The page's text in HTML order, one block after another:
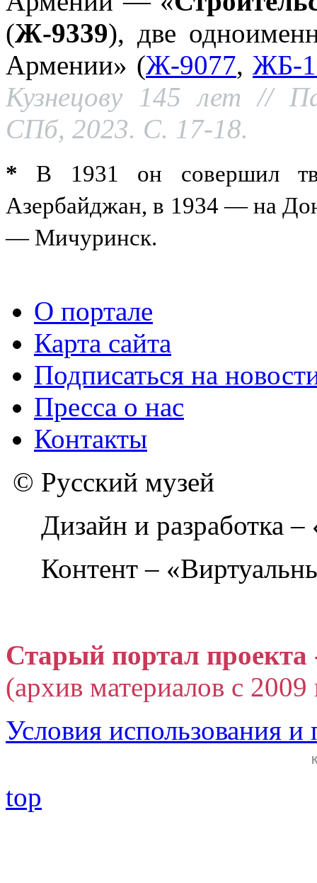
(Ж-9339), две
Армении» (Ж-9077, ЖБ-
Кузнецову 145 лет //
СПб, 2023. С. 17-18.
* В 1931 он совершил
Азербайджан, в 1934 — на
— Мичуринск.
О портале
Карта сайта
Подписаться на
Пресса о нас
Контакты
© Русский музей
Дизайн и разработка
Контент –
Старый портал
(архив материалов с
Условия использования
top